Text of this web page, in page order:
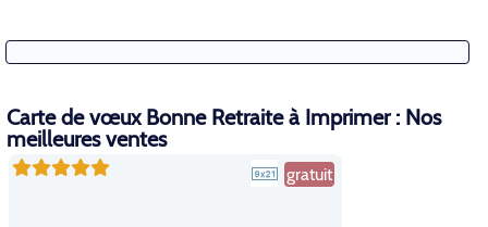
Carte de vœux Bonne Retraite à Imprimer : Nos
meilleures ventes
gratuit